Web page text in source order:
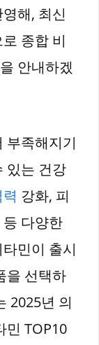
해, 최신
종합 비
안내하겠
부족해지기
있는 건강
강화, 피
다양한
민이 출시
을 선택하
2025년 의
민 TOP10